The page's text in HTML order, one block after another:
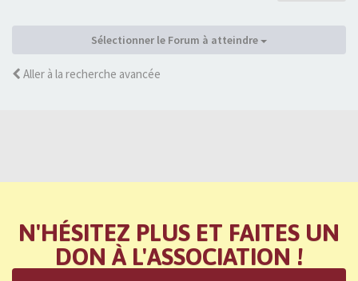
Sélectionner le Forum à atteindre
Aller à la recherche avancée
N'HÉSITEZ PLUS ET FAITES UN
DON À L'ASSOCIATION !